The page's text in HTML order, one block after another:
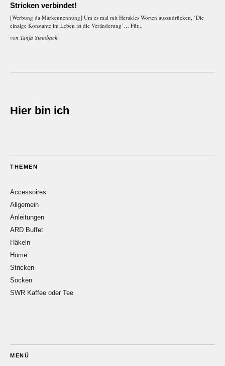
Stricken verbindet!
[Werbung da Markennennung] Um es mal mit Herakles Worten auszudrücken, ‘Die
einzige Konstante im Leben ist die Veränderung’… Für...
von Tanja Steinbach
Hier bin ich
THEMEN
Accessoires
Allgemein
Anleitungen
ARD Buffet
Häkeln
Home
Stricken
Socken
SWR Kaffee oder Tee
MENÜ